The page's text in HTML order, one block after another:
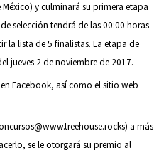
y culminará su primera etapa
selección tendrá de las 00:00 horas
la lista de 5 finalistas. La etapa de
jueves 2 de noviembre de 2017.
Facebook, así como el sitio web
a más
se le otorgará su premio al